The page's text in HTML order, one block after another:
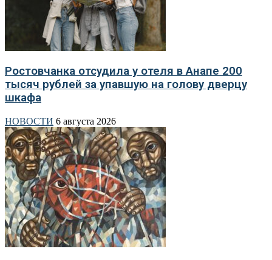
Ростовчанка отсудила у отеля в Анапе 200
тысяч рублей за упавшую на голову дверцу
шкафа
НОВОСТИ 6 августа 2026